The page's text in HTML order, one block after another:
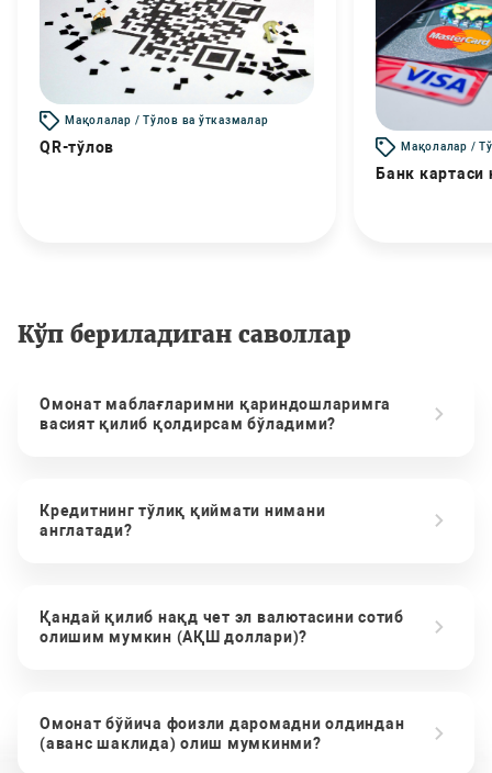
Мақолалар / Тўлов ва ўтказмалар
QR-тўлов Мақолалар /
Банк картаси
Кўп бериладиган саволлар
Омонат маблағларимни қариндошларимга
васият қилиб қолдирсам бўладими?
Кредитнинг тўлиқ қиймати нимани
англатади?
Қандай қилиб нақд чет эл валютасини сотиб
олишим мумкин (АҚШ доллари)?
Омонат бўйича фоизли даромадни олдиндан
(аванс шаклида) олиш мумкинми?